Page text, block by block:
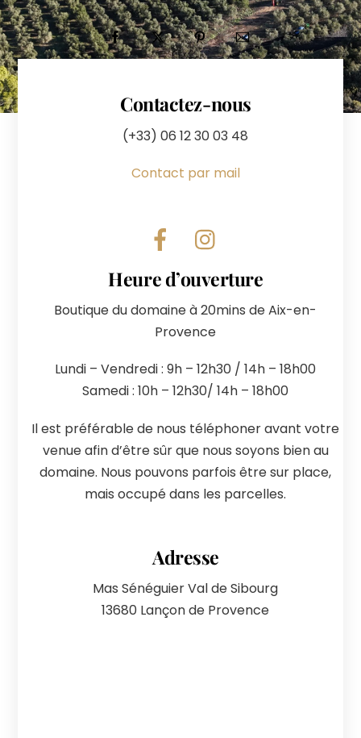
Contactez-nous
(+33) 06 12 30 03 48
Contact par mail
Facebook
Heure d’ouverture
Boutique du domaine à 20mins de Aix-en-
Provence
Lundi – Vendredi : 9h – 12h30 / 14h – 18h00
Samedi : 10h – 12h30/ 14h – 18h00
Il est préférable de nous téléphoner avant votre
venue afin d’être sûr que nous soyons bien au
domaine. Nous pouvons parfois être sur place,
mais occupé dans les parcelles.
Adresse
Mas Sénéguier Val de Sibourg
13680 Lançon de Provence